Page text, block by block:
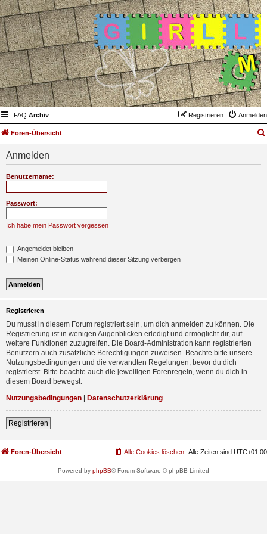
FAQ Archiv Anmelden
Registrieren
Foren-Übersicht
Anmelden
Benutzername:
Passwort:
Ich habe mein Passwort vergessen
Angemeldet bleiben
Meinen Online-Status während dieser Sitzung verbergen
Registrieren
Du musst in diesem Forum registriert sein, um dich anmelden zu können. Die
Registrierung ist in wenigen Augenblicken erledigt und ermöglicht dir, auf
weitere Funktionen zuzugreifen. Die Board-Administration kann registrierten
Benutzern auch zusätzliche Berechtigungen zuweisen. Beachte bitte unsere
Nutzungsbedingungen und die verwandten Regelungen, bevor du dich
registrierst. Bitte beachte auch die jeweiligen Forenregeln, wenn du dich in
diesem Board bewegst.
Nutzungsbedingungen | Datenschutzerklärung
Registrieren
Foren-Übersicht Alle Zeiten sind UTC+01:00
Alle Cookies löschen
Powered by phpBB® Forum Software © phpBB Limited